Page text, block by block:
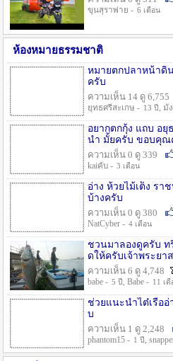
ขุนสุราพ่าย - 6 เดือน
ห้องหมายธรรมชาติ
หมายตกปลาหน้าดิ
ครับ
ความเห็น 14 ดู 6,755
ยุทธศรีสะเกษ - 13 ปี , มั
อยากตกกุ้ง แถบ อ
นำ มั้ยครับ ขอบคุณ
ความเห็น 0 ดู 339
kaiคับ - 3 เดือน
อ่าง ห้วยไม้เต็ง รา
บ้างครับ
ความเห็น 0 ดู 380
NatCyber - 4 เดือน
ชวนมาลองดูครับ ท
ดให้ครับเจ้าพระยา
ความเห็น 6 ดู 4,748
babe - 5 ปี , Babe - 11 เดื
ช่วยแนะนำไต๋เรือ
บ
ความเห็น 1 ดู 2,248
phantom15 - 1 ปี ,